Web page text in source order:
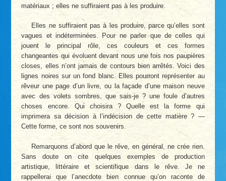
matériaux ; elles ne suffiraient pas à les produire.
Elles ne suffiraient pas à les produire, parce qu’elles sont
vagues et indéterminées. Pour ne parler que de celles qui
jouent le principal rôle, ces couleurs et ces formes
changeantes qui évoluent devant nous une fois nos paupières
closes, elles n’ont jamais de contours bien arrêtés. Voici des
lignes noires sur un fond blanc. Elles pourront représenter au
rêveur une page d’un livre, ou la façade d’une maison neuve
avec des volets sombres, que sais-je ? une foule d’autres
choses encore. Qui choisira ? Quelle est la forme qui
imprimera sa décision à l’indécision de cette matière ? —
Cette forme, ce sont nos souvenirs.
Remarquons d’abord que le rêve, en général, ne crée rien.
Sans doute on cite quelques exemples de production
artistique, littéraire et scientifique dans le rêve. Je ne
rappellerai que l’anecdote bien connue qu’on raconte de